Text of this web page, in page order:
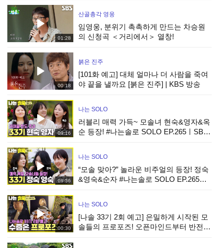
01:28
산골총각 영웅
임영웅, 분위기 촉촉하게 만드는 차승원
의 신청곡 ＜거리에서＞ 열창!
00:18
붉은 진주
[101화 예고] 대체 얼마나 더 사람을 죽여
야 끝을 낼까요 [붉은 진주] | KBS 방송
09:16
나는 SOLO
러블리 매력 가득~ 모솔녀 현숙&영자&옥
순 등장! #나는솔로 SOLO EP.265ㅣSBS
08:56
나는 SOLO
“모솔 맞아?” 놀라운 비주얼의 등장! 정숙
&영숙&순자 #나는솔로 SOLO EP.265ㅣ
00:30
나는 SOLO
[나솔 33기 2회 예고] 은밀하게 시작된 모
솔들의 프로포즈! 오픈마인드부터 반전